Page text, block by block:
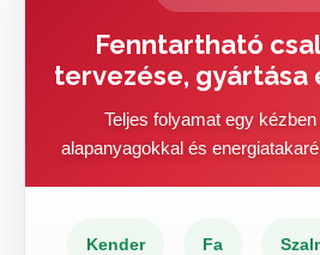
Fenntartható
tervezése, gyártása
Teljes folyamat egy
alapanyagokkal és
Kender Fa